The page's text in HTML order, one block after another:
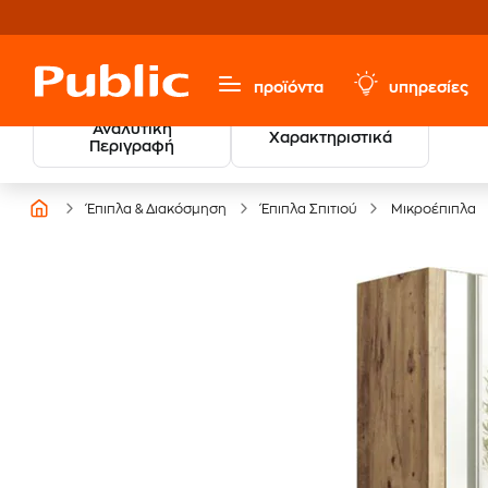
προϊόντα υπηρεσίες
Αναλυτική
Περιγραφή
Χαρακτηριστικά
Έπιπλα & Διακόσμηση Έπιπλα Σπιτιού Μικροέπιπλα